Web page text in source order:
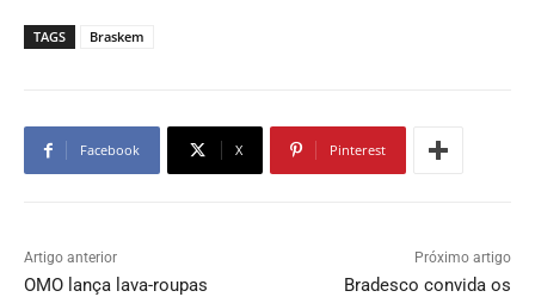
TAGS Braskem
Facebook X Pinterest
Artigo anterior
OMO lança lava-roupas
Próximo artigo
Bradesco convida os